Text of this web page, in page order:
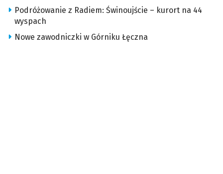
Podróżowanie z Radiem: Świnoujście – kurort na 44
wyspach
Nowe zawodniczki w Górniku Łęczna